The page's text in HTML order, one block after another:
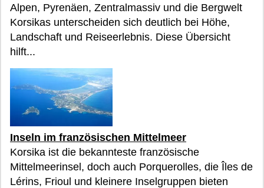
Alpen, Pyrenäen, Zentralmassiv und die Bergwelt
Korsikas unterscheiden sich deutlich bei Höhe,
Landschaft und Reiseerlebnis. Diese Übersicht
hilft...
Inseln im französischen Mittelmeer
Korsika ist die bekannteste französische
Mittelmeerinsel, doch auch Porquerolles, die Îles de
Lérins, Frioul und kleinere Inselgruppen bieten